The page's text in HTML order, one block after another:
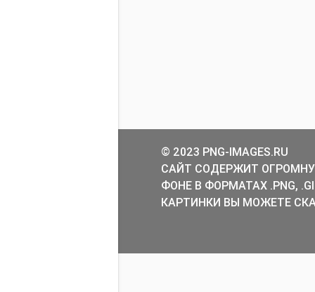
© 2023 PNG-IMAGES.RU
САЙТ СОДЕРЖИТ
ФОНЕ В ФОРМАТАХ .PNG,
КАРТИНКИ ВЫ МОЖЕТЕ